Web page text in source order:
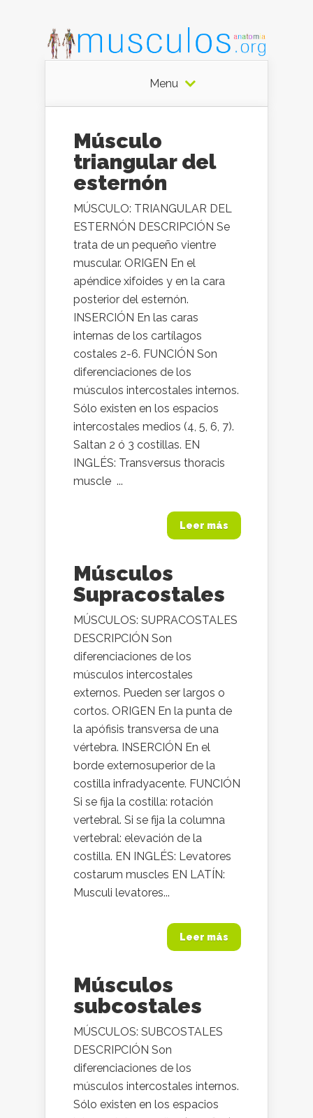
Menu
Músculo
triangular del
esternón
MÚSCULO: TRIANGULAR DEL
ESTERNÓN DESCRIPCIÓN Se
trata de un pequeño vientre
muscular. ORIGEN En el
apéndice xifoides y en la cara
posterior del esternón.
INSERCIÓN En las caras
internas de los cartílagos
costales 2-6. FUNCIÓN Son
diferenciaciones de los
músculos intercostales internos.
Sólo existen en los espacios
intercostales medios (4, 5, 6, 7).
Saltan 2 ó 3 costillas. EN
INGLÉS: Transversus thoracis
muscle ...
Leer más
Músculos
Supracostales
MÚSCULOS: SUPRACOSTALES
DESCRIPCIÓN Son
diferenciaciones de los
músculos intercostales
externos. Pueden ser largos o
cortos. ORIGEN En la punta de
la apófisis transversa de una
vértebra. INSERCIÓN En el
borde externosuperior de la
costilla infradyacente. FUNCIÓN
Si se fija la costilla: rotación
vertebral. Si se fija la columna
vertebral: elevación de la
costilla. EN INGLÉS: Levatores
costarum muscles EN LATÍN:
Musculi levatores...
Leer más
Músculos
subcostales
MÚSCULOS: SUBCOSTALES
DESCRIPCIÓN Son
diferenciaciones de los
músculos intercostales internos.
Sólo existen en los espacios